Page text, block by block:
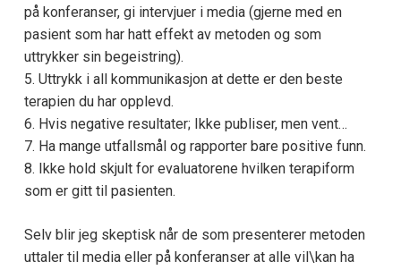
på konferanser, gi intervjuer i media (gjerne med en
pasient som har hatt effekt av metoden og som
uttrykker sin begeistring).
5. Uttrykk i all kommunikasjon at dette er den beste
terapien du har opplevd.
6. Hvis negative resultater; Ikke publiser, men vent…
7. Ha mange utfallsmål og rapporter bare positive funn.
8. Ikke hold skjult for evaluatorene hvilken terapiform
som er gitt til pasienten.
Selv blir jeg skeptisk når de som presenterer metoden
uttaler til media eller på konferanser at alle vil\kan ha